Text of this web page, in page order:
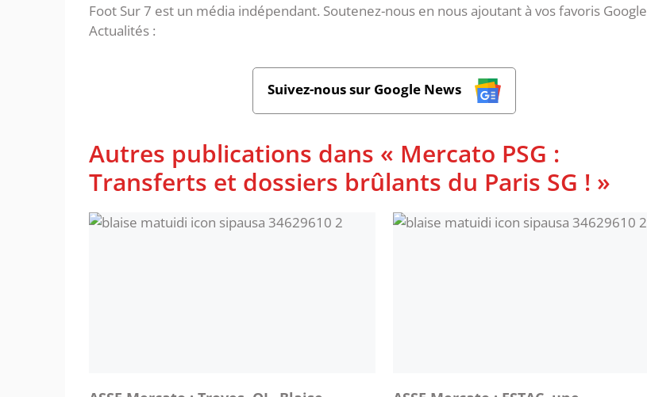
Foot Sur 7 est un média indépendant. Soutenez-nous en nous ajoutant à vos favoris Google
Actualités :
Suivez-nous sur Google News
Autres publications dans « Mercato PSG :
Transferts et dossiers brûlants du Paris SG ! »